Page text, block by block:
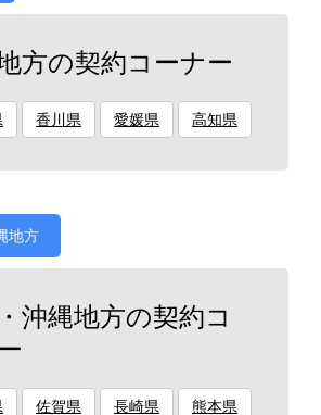
方の契約コーナー
香川県 愛媛県 高知県
地方
沖縄地方の契約コ
佐賀県 長崎県 熊本県